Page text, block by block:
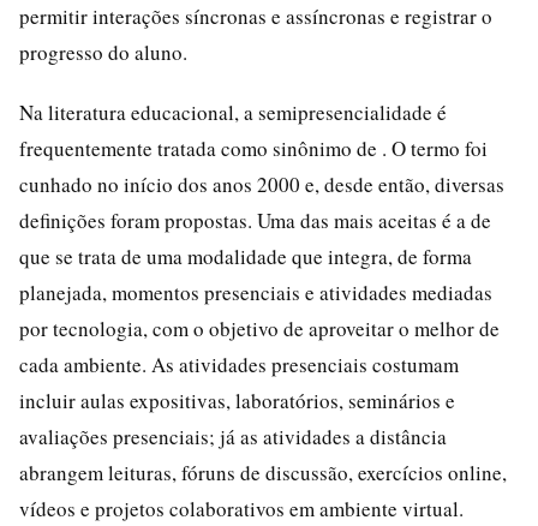
permitir interações síncronas e assíncronas e registrar o
progresso do aluno.
Na literatura educacional, a semipresencialidade é
frequentemente tratada como sinônimo de . O termo foi
cunhado no início dos anos 2000 e, desde então, diversas
definições foram propostas. Uma das mais aceitas é a de
que se trata de uma modalidade que integra, de forma
planejada, momentos presenciais e atividades mediadas
por tecnologia, com o objetivo de aproveitar o melhor de
cada ambiente. As atividades presenciais costumam
incluir aulas expositivas, laboratórios, seminários e
avaliações presenciais; já as atividades a distância
abrangem leituras, fóruns de discussão, exercícios online,
vídeos e projetos colaborativos em ambiente virtual.